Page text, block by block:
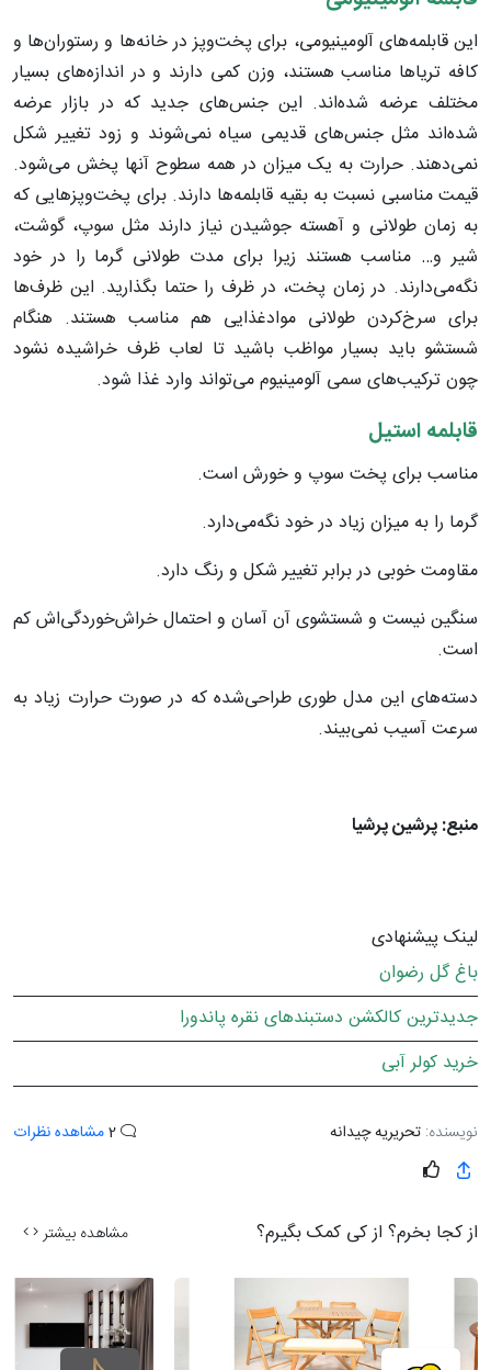
این قابلمه‌های آلومینیومی، برای پخت‌وپز در خانه‌ها و رستوران‌ها و
کافه تریا‌ها مناسب هستند، وزن کمی دارند و در اندازه‌های بسیار
مختلف عرضه شده‌اند. این جنس‌های جدید که در بازار عرضه
شده‌اند مثل جنس‌های قدیمی سیاه نمی‌شوند و زود تغییر شکل
نمی‌دهند. حرارت به یک میزان در همه سطوح آنها پخش می‌شود.
قیمت مناسبی نسبت به بقیه قابلمه‌ها دارند. برای پخت‌وپزهایی که
به زمان طولانی و آهسته جوشیدن نیاز دارند مثل سوپ، گوشت،
شیر و… مناسب هستند زیرا برای مدت طولانی گرما را در خود
نگه‌می‌دارند. در زمان پخت، در ظرف را حتما بگذارید.‌ این ظرف‌ها
برای سرخ‌کردن‌ طولانی موادغذایی هم مناسب هستند. هنگام
شستشو باید بسیار مواظب باشید تا لعاب ظرف خراشیده نشود
چون ترکیب‌های سمی آلومینیوم می‌تواند وارد غذا شود.
قابلمه استیل
مناسب برای پخت سوپ و خورش است.
گرما را به میزان زیاد در خود نگه‌می‌دارد.
مقاومت خوبی در برابر تغییر شکل و رنگ دارد.
سنگین نیست و شستشوی آن آسان و احتمال خراش‌خوردگی‌اش کم
است.
دسته‌های این مدل طوری طراحی‌شده که در صورت حرارت زیاد به
سرعت آسیب نمی‌بیند.
منبع: پرشین پرشیا
لینک پیشنهادی
باغ گل رضوان
جدیدترین کالکشن دستبندهای نقره پاندورا
خرید کولر آبی
نویسنده: تحریریه چیدانه مشاهده نظرات
از کجا بخرم؟ از کی کمک بگیرم؟ مشاهده بیشتر